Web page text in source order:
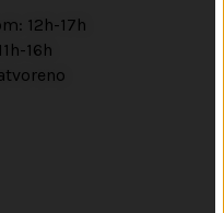
12h-17h
16h